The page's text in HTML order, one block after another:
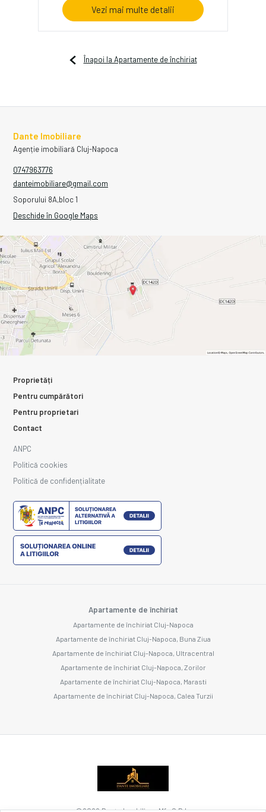
Vezi mai multe detalii
Înapoi la Apartamente de închiriat
Dante Imobiliare
Agenție imobiliară Cluj-Napoca
0747963776
danteimobiliare@gmail.com
Soporului 8A,bloc 1
Deschide în Google Maps
Proprietăți
Pentru cumpărători
Pentru proprietari
Contact
ANPC
Politică cookies
Politică de confidențialitate
Apartamente de închiriat
Apartamente de închiriat Cluj-Napoca
Apartamente de închiriat Cluj-Napoca, Buna Ziua
Apartamente de închiriat Cluj-Napoca, Ultracentral
Apartamente de închiriat Cluj-Napoca, Zorilor
Apartamente de închiriat Cluj-Napoca, Marasti
Apartamente de închiriat Cluj-Napoca, Calea Turzii